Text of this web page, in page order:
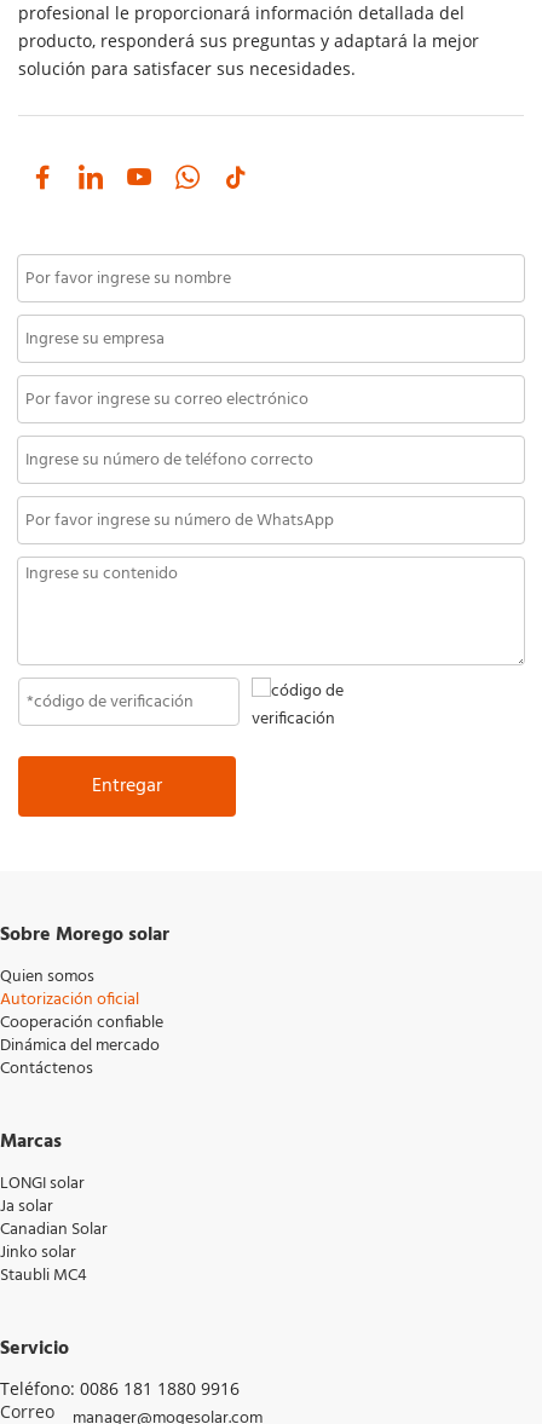
profesional le proporcionará información detallada del
producto, responderá sus preguntas y adaptará la mejor
solución para satisfacer sus necesidades.
Entregar
Sobre Morego solar
Quien somos
Autorización oficial
Cooperación confiable
Dinámica del mercado
Contáctenos
Marcas
LONGI solar
Ja solar
Canadian Solar
Jinko solar
Staubli MC4
Servicio
Teléfono: 0086 181 1880 9916
Correo